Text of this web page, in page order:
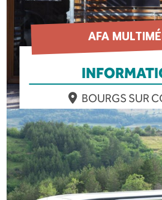
AFA
BOURGS SUR
EN SAVOIR